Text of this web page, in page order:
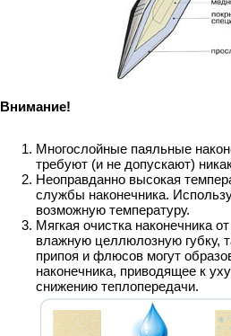
Внимание!
Многослойные паяльные
требуют (и не допускают)
Неоправданно высокая
службы наконечника.
возможную температуру.
Мягкая очистка наконечника
влажную целлюлозную губку,
припоя и флюсов могут
наконечника, приводящее к
снижению теплопередачи.